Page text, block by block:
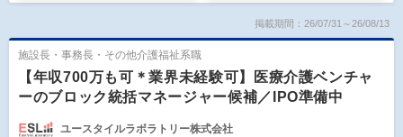
掲載期間：26/07/31～26/08/13
施設長・事務長・その他介護福祉系職
【年収700万も可＊業界未経験可】医療介護ベンチャ
ーのブロック統括マネージャー候補／IPO準備中
ユースタイルラボラトリー株式会社